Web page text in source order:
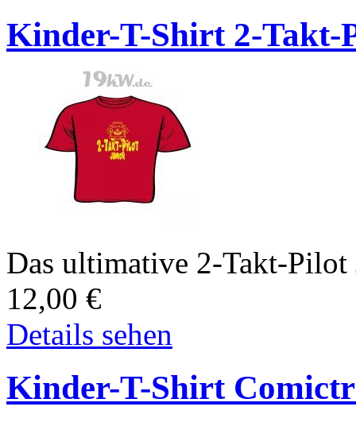
Kinder-T-Shirt 2-Takt-
Das ultimative 2-Takt-
12,00 €
Details sehen
Kinder-T-Shirt